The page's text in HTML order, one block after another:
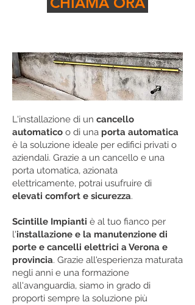
L'installazione di un cancello
automatico o di una porta automatica
è la soluzione ideale per edifici privati o
aziendali. Grazie a un cancello e una
porta utomatica, azionata
elettricamente, potrai usufruire di
elevati comfort e sicurezza.
Scintille Impianti è al tuo fianco per
l'installazione e la manutenzione di
porte e cancelli elettrici a Verona e
provincia. Grazie all'esperienza maturata
negli anni e una formazione
all'avanguardia, siamo in grado di
proporti sempre la soluzione più